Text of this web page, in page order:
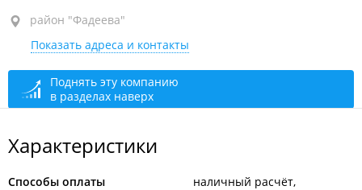
район "Фадеева", ул. Фадеева, 10А
1-й этаж
закрыто, откроется в 07:00
район "Фадеева"
Показать адреса и контакты
Поднять эту компанию
в разделах наверх
Характеристики
Способы оплаты
наличный расчёт